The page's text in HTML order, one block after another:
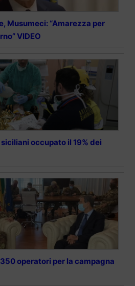
Musumeci: “Amarezza per
VIDEO
occupato il 19% dei
operatori per la campagna